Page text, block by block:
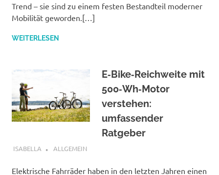
Trend – sie sind zu einem festen Bestandteil moderner
Mobilität geworden.[…]
WEITERLESEN
E‑Bike‑Reichweite mit
500‑Wh‑Motor
verstehen:
umfassender
Ratgeber
SEPTEMBER 10, 2025
ISABELLA ALLGEMEIN
Elektrische Fahrräder haben in den letzten Jahren einen